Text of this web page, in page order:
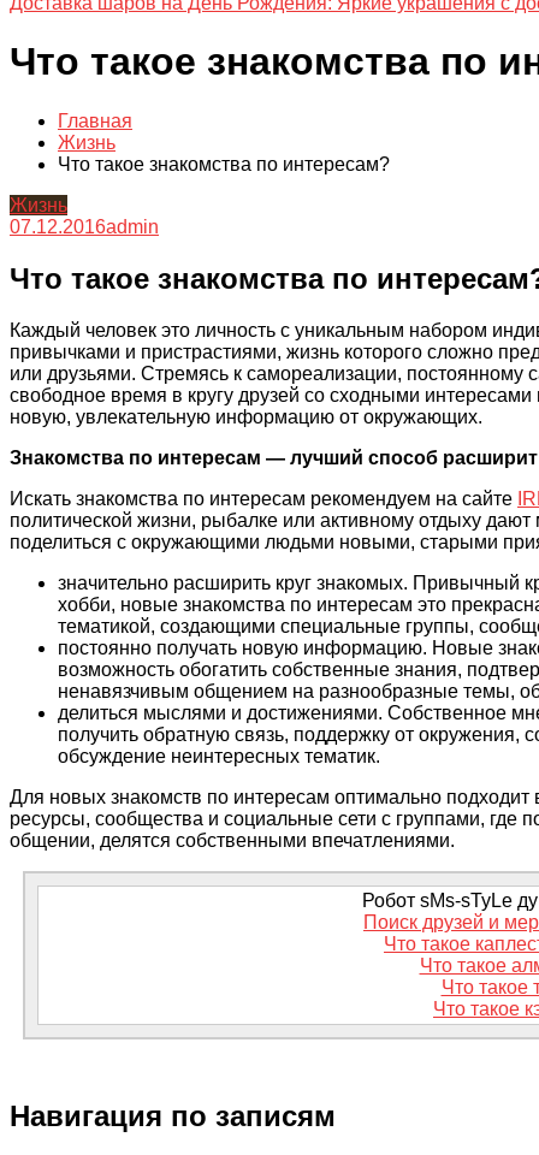
Что такое знакомства по
Главная
Жизнь
Что такое знакомства по интересам?
Жизнь
07.12.2016admin
Что такое знакомства по
Каждый человек это личность с уникальным набором
привычками и пристрастиями, жизнь которого сложно
или друзьями. Стремясь к самореализации,
свободное время в кругу друзей со сходными
новую, увлекательную информацию от окружающих.
Знакомства по интересам — лучший способ
Искать знакомства по интересам рекомендуем на сайте
политической жизни, рыбалке или активному отдыху
поделиться с окружающими людьми новыми, старыми
значительно расширить круг знакомых. Привычный
хобби, новые знакомства по интересам это
тематикой, создающими специальные группы,
постоянно получать новую информацию. Новые
возможность обогатить собственные знания,
ненавязчивым общением на разнообразные темы,
делиться мыслями и достижениями. Собственное
получить обратную связь, поддержку от окружения,
обсуждение неинтересных тематик.
Для новых знакомств по интересам оптимально
ресурсы, сообщества и социальные сети с группами, где
общении, делятся собственными впечатлениями.
Робот sMs-sTyLe
Поиск друзей и
Что такое
Что такое
Что такое
Что такое
Навигация по записям